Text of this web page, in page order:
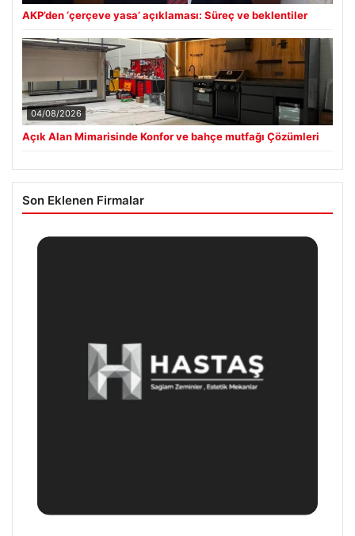
AKP’den ‘çerçeve yasa’ açıklaması: Süreç ve beklentiler
04/08/2026
Açık Alan Mimarisinde Konfor ve bahçe mutfağı Çözümleri
Son Eklenen Firmalar